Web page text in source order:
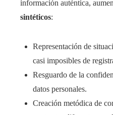
información auténtica,
sintéticos:
Representación de
casi imposibles de
Resguardo de la
datos personales.
Creación metódica de